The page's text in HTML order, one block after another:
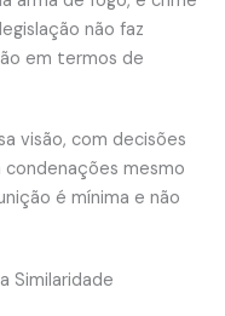
não faz
em termos de
visão, com decisões
mesmo
é mínima e não
Similaridade